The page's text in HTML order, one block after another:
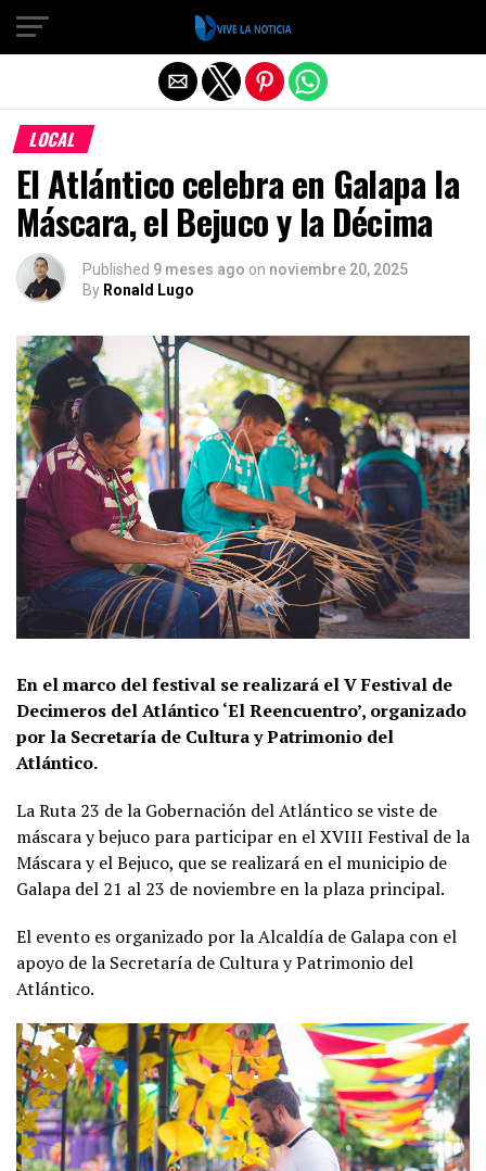
LOCAL
El Atlántico celebra en Galapa la
Máscara, el Bejuco y la Décima
Published 9 meses ago on noviembre 20, 2025
By Ronald Lugo
En el marco del festival se realizará el V Festival de
Decimeros del Atlántico ‘El Reencuentro’, organizado
por la Secretaría de Cultura y Patrimonio del
Atlántico.
La Ruta 23 de la Gobernación del Atlántico se viste de
máscara y bejuco para participar en el XVIII Festival de la
Máscara y el Bejuco, que se realizará en el municipio de
Galapa del 21 al 23 de noviembre en la plaza principal.
El evento es organizado por la Alcaldía de Galapa con el
apoyo de la Secretaría de Cultura y Patrimonio del
Atlántico.
Salir de la versión móvil